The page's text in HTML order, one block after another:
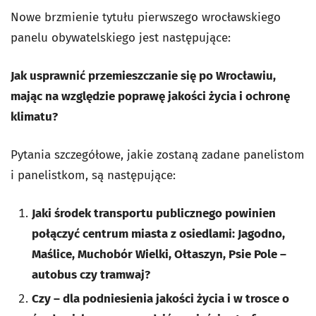
Nowe brzmienie tytułu pierwszego wrocławskiego
panelu obywatelskiego jest następujące:
Jak usprawnić przemieszczanie się po Wrocławiu,
mając na względzie poprawę jakości życia i ochronę
klimatu?
Pytania szczegółowe, jakie zostaną zadane panelistom
i panelistkom, są następujące:
Jaki środek transportu publicznego powinien
połączyć centrum miasta z osiedlami: Jagodno,
Maślice, Muchobór Wielki, Ołtaszyn, Psie Pole –
autobus czy tramwaj?
Czy – dla podniesienia jakości życia i w trosce o